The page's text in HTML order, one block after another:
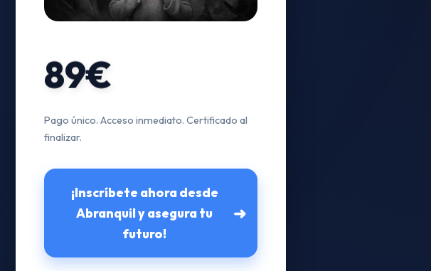
89€
Pago único. Acceso inmediato. Certificado al
finalizar.
¡Inscríbete ahora desde
Abranquil y asegura tu
futuro!
➜